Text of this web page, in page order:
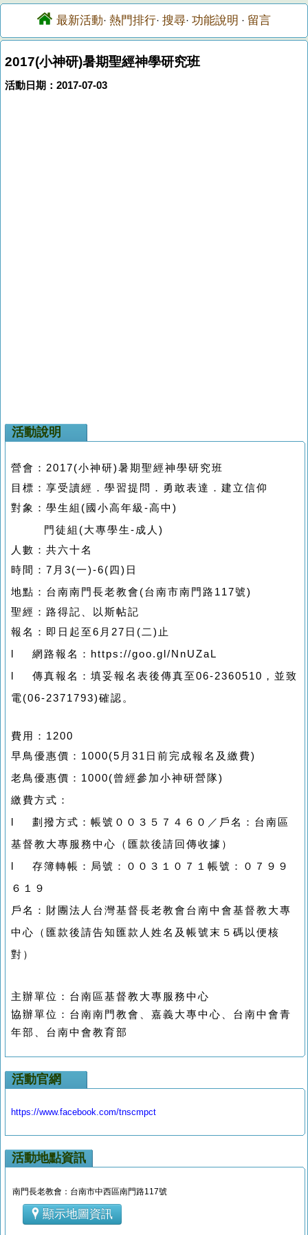
最新活動· 熱門排行· 搜尋· 功能說明 · 留言
2017(小神研)暑期聖經神學研究班
活動日期：2017-07-03
活動說明
營會： 2017(小神研)暑期聖經神學研究班
目標：享受讀經．學習提問．勇敢表達．建立信仰
對象：學生組 ( 國小高年級 -高中 )
門徒組 (大專學生-成人 )
人數：共六十名
時間： 7 月 3(一)-6( 四 ) 日
地點：台南南門長老教會 (台南市南門路 117號)
聖經：路得記、以斯帖記
報名：即日起至6 月 27 日 ( 二 ) 止
網路報名：
https://goo.gl/NnUZaL
傳真報名：填妥報名表後傳真至06-2360510 ，並致
電(06-2371793)確認。
費用： 1200
早鳥優惠價： 1000(5 月 31 日前完成報名及繳費)
老鳥優惠價： 1000(曾經參加小神研營隊)
繳費方式：
劃撥方式：帳號００３５７４６０／戶名：台南區
基督教大專服務中心（匯款後請回傳收據）
存簿轉帳：局號：００３１０７１帳號：０７９９
６１９
戶名：財團法人台灣基督長老教會台南中會基督教大專
中心（匯款後請告知匯款人姓名及帳號末５碼以便核
對）
主辦單位：台南區基督教大專服務中心
協辦單位：台南南門教會、嘉義大專中心、台南中會青
年部、台南中會教育部
活動官網
https://www.facebook.com/tnscmpct
活動地點資訊
南門長老教會：台南市中西區南門路117號
顯示地圖資訊